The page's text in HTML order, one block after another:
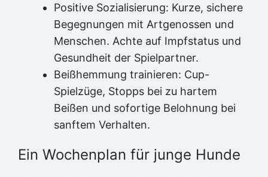
Positive Sozialisierung: Kurze, sichere
Begegnungen mit Artgenossen und
Menschen. Achte auf Impfstatus und
Gesundheit der Spielpartner.
Beißhemmung trainieren: Cup-
Spielzüge, Stopps bei zu hartem
Beißen und sofortige Belohnung bei
sanftem Verhalten.
Ein Wochenplan für junge Hunde